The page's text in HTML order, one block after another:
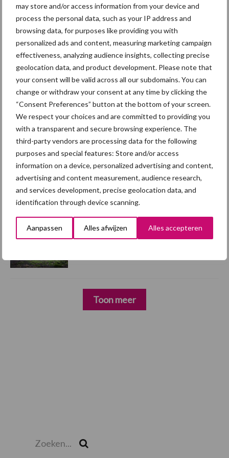
may store and/or access information from your device and
process the personal data, such as your IP address and
browsing data, for purposes like providing you with
personalized ads and content, measuring marketing campaign
effectiveness, analyzing audience insights, collecting precise
geolocation data, and product development. Please note that
your consent will be valid across all our subdomains. You can
change or withdraw your consent at any time by clicking the
“Consent Preferences” button at the bottom of your screen.
We respect your choices and are committed to providing you
with a transparent and secure browsing experience. The
third-party vendors are processing data for the following
purposes and special features: Store and/or access
information on a device, personalized advertising and content,
advertising and content measurement, audience research,
and services development, precise geolocation data, and
identification through device scanning.
Aanpassen Alles afwijzen Alles accepteren
Sidebar
Recent nieuws Partner nieuws
7 aug
Britse varkenssector vreest
afzetcrisis in het najaar
7 aug
Grondstoffenmarkt blijft grillig:
droogte en geopolitiek houden
handel in de greep
5 aug
“Vraag naar praktische
hygieneoplossingen is in Polen
groter dan ooit”
5 aug
Eliminatieprotocol voor
Mycoplasma hyopneumoniae
AVP in Finland onderstreept dat
Toon meer